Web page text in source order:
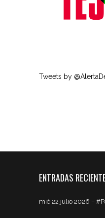
Tweets by
ENTRADAS
mié 22 julio 2026 –